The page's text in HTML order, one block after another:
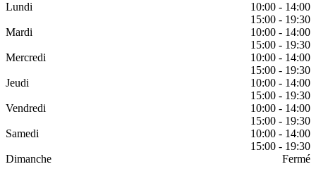
Lundi
10:00 - 14:00
15:00 - 19:30
Mardi
10:00 - 14:00
15:00 - 19:30
Mercredi
10:00 - 14:00
15:00 - 19:30
Jeudi
10:00 - 14:00
15:00 - 19:30
Vendredi
10:00 - 14:00
15:00 - 19:30
Samedi
10:00 - 14:00
15:00 - 19:30
Dimanche
Fermé